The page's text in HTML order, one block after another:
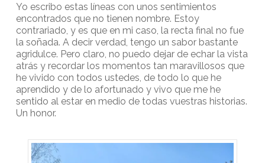
Yo escribo estas líneas con unos sentimientos
encontrados que no tienen nombre. Estoy
contrariado, y es que en mi caso, la recta final no fue
la soñada. A decir verdad, tengo un sabor bastante
agridulce. Pero claro, no puedo dejar de echar la vista
atrás y recordar los momentos tan maravillosos que
he vivido con todos ustedes, de todo lo que he
aprendido y de lo afortunado y vivo que me he
sentido al estar en medio de todas vuestras historias.
Un honor.